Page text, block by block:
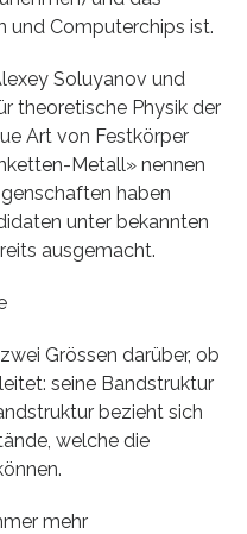
und Computerchips ist.
Soluyanov und
theoretische Physik der
Art von Festkörper
Metall» nennen
haben
unter bekannten
ausgemacht.
Grössen darüber, ob
seine Bandstruktur
bezieht sich
welche die
mehr